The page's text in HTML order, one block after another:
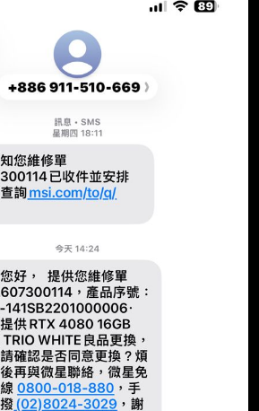
網頁影片也 都還在播 原本想說是
去買一條新的 回來變成花屏 更新
還是一樣情況 本來心都涼了 顯卡
因為這張也是在隔 壁版2023年便
幾年爭議一堆 其實也沒抱太大期
星服務中心 幫我看看了 客服簡訊